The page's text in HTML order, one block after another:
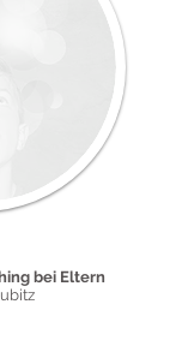
bei Eltern